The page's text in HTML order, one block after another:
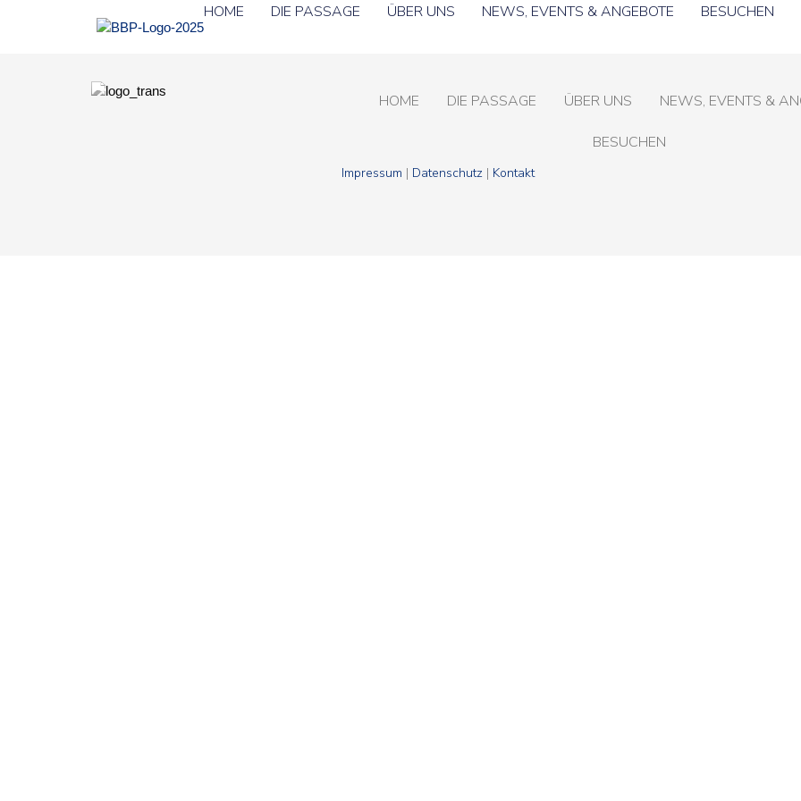
HOME DIE PASSAGE ÜBER UNS NEWS, EVENTS & ANGEBOTE BESUCHEN
HOME DIE PASSAGE ÜBER UNS NEWS, EVENTS &
BESUCHEN
Impressum | Datenschutz| Kontakt